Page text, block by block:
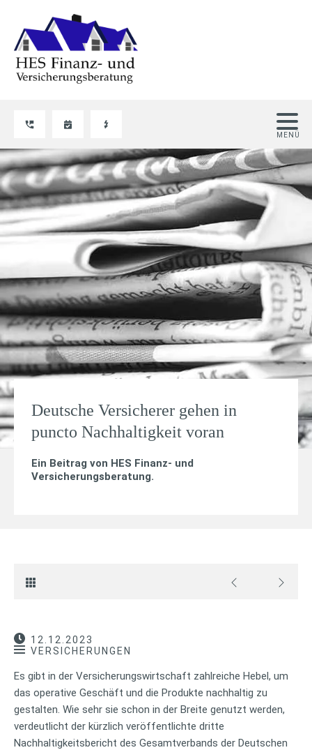
Deutsche Versicherer gehen in
puncto Nachhaltigkeit voran
Ein Beitrag von HES Finanz- und
Versicherungsberatung.
12.12.2023
VERSICHERUNGEN
Es gibt in der Versicherungswirtschaft zahlreiche Hebel, um
das operative Geschäft und die Produkte nachhaltig zu
gestalten. Wie sehr sie schon in der Breite genutzt werden,
verdeutlicht der kürzlich veröffentlichte dritte
Nachhaltigkeitsbericht des Gesamtverbands der Deutschen